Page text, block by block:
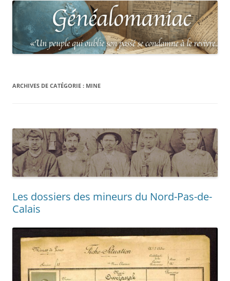
ARCHIVES DE CATÉGORIE : MINE
Les dossiers des mineurs du Nord-Pas-de-
Calais